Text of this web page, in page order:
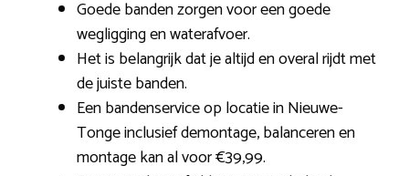
Goede banden zorgen voor een goede
wegligging en waterafvoer.
Het is belangrijk dat je altijd en overal rijdt met
de juiste banden.
Een bandenservice op locatie in Nieuwe-
Tonge inclusief demontage, balanceren en
montage kan al voor €39,99.